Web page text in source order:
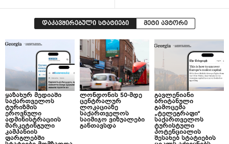
დაკავშირებული სტატიები მეტი ავტორი
ყაზახურ მედიაში
საქართველოს
ტურიზმის
ეროვნული
ადმინისტრაციის
მარკეტინგული
კამპანიის
ფარგლებში
ლონდონის 50-მდე
ცენტრალურ
ლოკაციაზე
საქართველოს
საიმიჯო ვიზუალები
განთავსდა
გავლენიანი
ბრიტანული
გამოცემა
„ტელეგრაფი“
საქართველოს
ტურისტული
პოტენციალის
შესახებ სტატიების